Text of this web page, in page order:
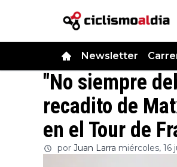
Newsletter
"No siempre
recadito de
en el Tour de
por Juan Larra miércoles, 16